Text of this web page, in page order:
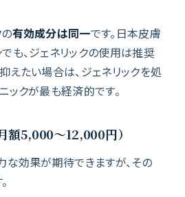
有効成分は同一です。日本皮膚
も、ジェネリックの使用は推奨
えたい場合は、ジェネリックを処
ックが最も経済的です。
額5,000〜12,000円）
な効果が期待できますが、その